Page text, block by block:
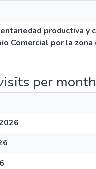
productiva y
Comercial por la
per month